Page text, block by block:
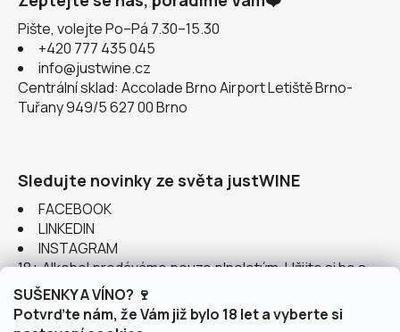
SUŠENKY A VÍNO? 🍷
Potvrďte nám, že Vám již bylo 18 let a vyberte si
Pište, volejte Po–Pá 7.30–15.30
+420 777 435 045
info@justwine.cz
Centrální sklad: Accolade Brno Airport Letiště Brno-
Tuřany 949/5 627 00 Brno
Sledujte novinky ze světa justWINE
FACEBOOK
LINKEDIN
INSTAGRAM
18+ Alkohol prodáváme pouze plnoletým. Užijte si ho s
rozumem.